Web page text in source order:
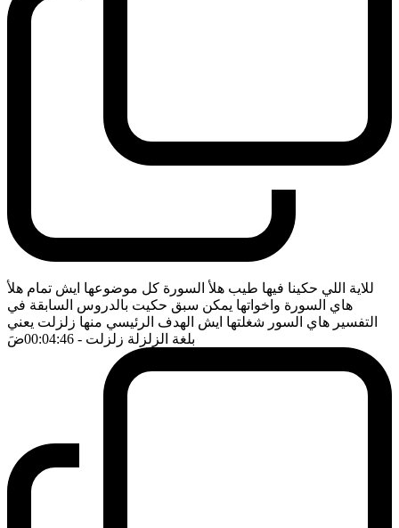
للاية اللي حكينا فيها طيب هلأ السورة كل موضوعها ايش تمام هلأ
هاي السورة واخواتها يمكن سبق حكيت بالدروس السابقة في
التفسير هاي السور شغلتها ايش الهدف الرئيسي منها زلزلت يعني
بلغة الزلزلة زلزلت - 00:04:46 ضَ